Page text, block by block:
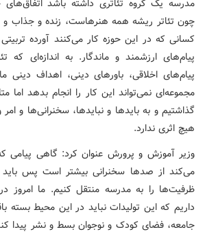
مدرسه یک گروه تئاتری داشته باشد
چون تئاتر ریشه همه هنرهاست، زنده و جذاب
کسانی که در این حوزه کار می‌کنند آورده
پیام‌های ارزشمند و ماندگار. به اندازه‌ای که
پیام‌های اخلاقی، باورهای دینی، اهداف
مجموعه‌ای نمی‌تواند این کار را انجام بدهد اما
گذاشتیم و به بایدها و نبایدها، سخنرانی‌ها و
هیچ اثری ندارد.
وزیر آموزش و پرورش عنوان کرد: گاهی پیامی
می‌کند از صدها سخنرانی بیشتر است پس باید
ظرفیت‌ها را به مدرسه منتقل کنیم. ما امروز
داریم که این تولیدات نباید در این محیط بسته
جامعه، فضای کودک و نوجوان بسط و نشر پیدا